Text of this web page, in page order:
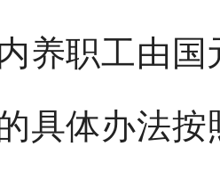
养职工由
具体办法按